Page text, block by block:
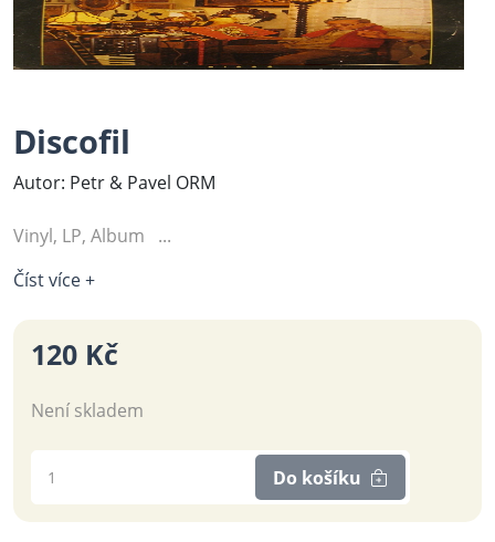
Discofil
Autor: Petr & Pavel ORM
Vinyl, LP, Album ...
Číst více +
120 Kč
Není skladem
Do košíku